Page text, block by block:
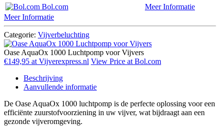
Bol.com
Meer Informatie
Meer Informatie
Categorie: Vijverbeluchting
Oase AquaOx 1000 Luchtpomp voor Vijvers
€149,95 at Vijverexpress.nl View Price at Bol.com
Beschrijving
Aanvullende informatie
De Oase AquaOx 1000 luchtpomp is de perfecte oplossing voor een
efficiënte zuurstofvoorziening in uw vijver, wat bijdraagt aan een
gezonde vijveromgeving.